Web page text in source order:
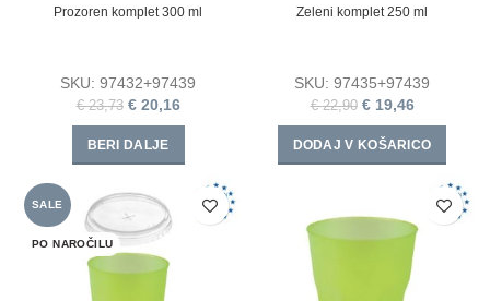
Prozoren komplet 300 ml
SKU: 97432+97439
€23,73 € 20,16
BERI DALJE
Zeleni komplet 250 ml
SKU: 97435+97439
€22,90 € 19,46
DODAJ V KOŠARICO
SALE
PO NAROČILU